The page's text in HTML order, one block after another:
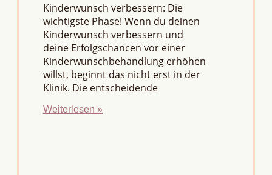
Kinderwunsch verbessern: Die
wichtigste Phase! Wenn du deinen
Kinderwunsch verbessern und
deine Erfolgschancen vor einer
Kinderwunschbehandlung erhöhen
willst, beginnt das nicht erst in der
Klinik. Die entscheidende
Weiterlesen »